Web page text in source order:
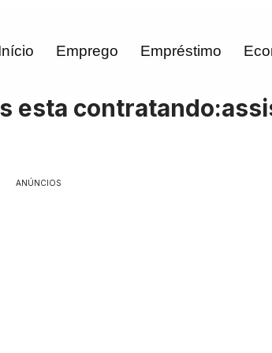
Emprego Empréstimo
esta
ANÚNCIOS